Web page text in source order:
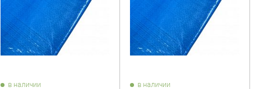
в наличии в наличии